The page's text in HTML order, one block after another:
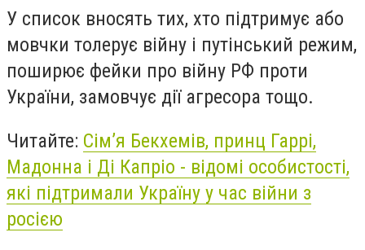
У список вносять тих, хто підтримує або
мовчки толерує війну і путінський режим,
поширює фейки про війну РФ проти
України, замовчує дії агресора тощо.
Читайте: Сім’я Бекхемів, принц Гаррі,
Мадонна і Ді Капріо - відомі особистості,
які підтримали Україну у час війни з
росією